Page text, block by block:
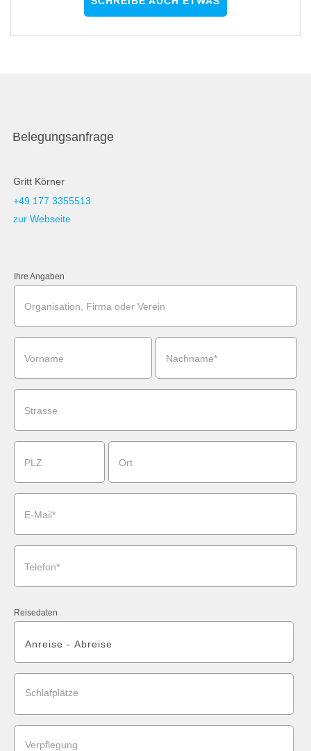
Belegungsanfrage
Gritt Körner
+49 177 3355513
zur Webseite
Ihre Angaben
Organisation, Firma oder Verein
Vorname Nachname*
Strasse
PLZ Ort
E-Mail*
Telefon*
Reisedaten
Schlafplätze
Verpflegung